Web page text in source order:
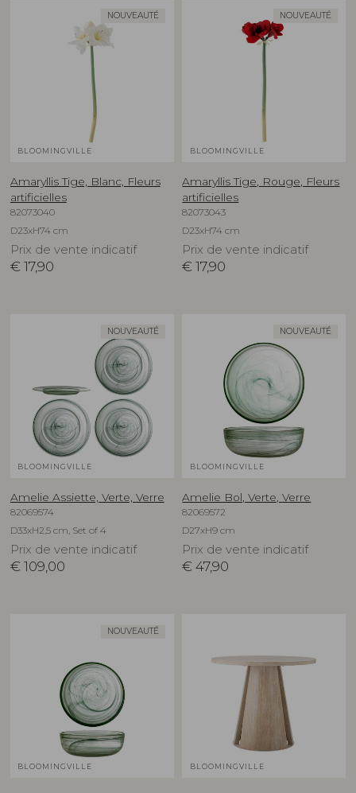
NOUVEAUTÉ
BLOOMINGVILLE
Amaryllis Tige, Blanc, Fleurs
artificielles
82073040
D23xH74 cm
Prix de vente indicatif
€ 17,90
NOUVEAUTÉ
BLOOMINGVILLE
Amaryllis Tige, Rouge, Fleurs
artificielles
82073043
D23xH74 cm
Prix de vente indicatif
€ 17,90
NOUVEAUTÉ
BLOOMINGVILLE
Amelie Assiette, Verte, Verre
82069574
D33xH2,5 cm, Set of 4
Prix de vente indicatif
€ 109,00
NOUVEAUTÉ
BLOOMINGVILLE
Amelie Bol, Verte, Verre
82069572
D27xH9 cm
Prix de vente indicatif
€ 47,90
NOUVEAUTÉ
BLOOMINGVILLE BLOOMINGVILLE